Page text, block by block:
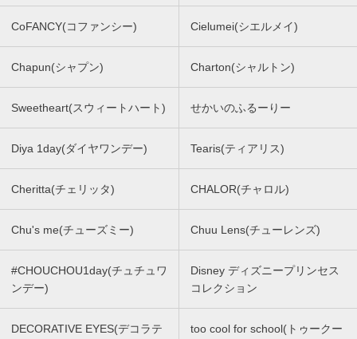
CoFANCY(コファンシー) Cielumei(シエルメイ)
Chapun(シャプン) Charton(シャルトン)
Sweetheart(スウィートハート) せかいのふるーりー
Diya 1day(ダイヤワンデー) Tearis(ティアリス)
Cheritta(チェリッタ) CHALOR(チャロル)
Chu's me(チューズミー) Chuu Lens(チューレンズ)
#CHOUCHOU1day(チュチュワ
ンデー)
Disney ディズニープリンセス
コレクション
DECORATIVE EYES(デコラテ
too cool for school(トゥークー